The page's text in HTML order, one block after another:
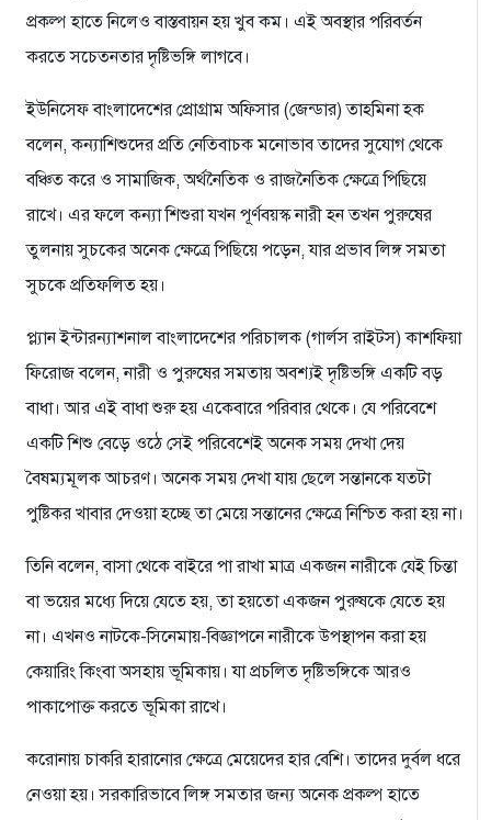
প্রকল্প হাতে নিলেও বাস্তবায়ন হয় খুব কম। এই অবস্থার পরিবর্তন
করতে সচেতনতার দৃষ্টিভঙ্গি লাগবে।
ইউনিসেফ বাংলাদেশের প্রোগ্রাম অফিসার (জেন্ডার) তাহমিনা হক
বলেন, কন্যাশিশুদের প্রতি নেতিবাচক মনোভাব তাদের সুযোগ থেকে
বঞ্চিত করে ও সামাজিক, অর্থনৈতিক ও রাজনৈতিক ক্ষেত্রে পিছিয়ে
রাখে। এর ফলে কন্যা শিশুরা যখন পূর্ণবয়স্ক নারী হন তখন পুরুষের
তুলনায় সুচকের অনেক ক্ষেত্রে পিছিয়ে পড়েন, যার প্রভাব লিঙ্গ সমতা
সুচকে প্রতিফলিত হয়।
প্ল্যান ইন্টারন্যাশনাল বাংলাদেশের পরিচালক (গার্লস রাইটস) কাশফিয়া
ফিরোজ বলেন, নারী ও পুরুষের সমতায় অবশ্যই দৃষ্টিভঙ্গি একটি বড়
বাধা। আর এই বাধা শুরু হয় একেবারে পরিবার থেকে। যে পরিবেশে
একটি শিশু বেড়ে ওঠে সেই পরিবেশেই অনেক সময় দেখা দেয়
বৈষম্যমূলক আচরণ। অনেক সময় দেখা যায় ছেলে সন্তানকে যতটা
পুষ্টিকর খাবার দেওয়া হচ্ছে তা মেয়ে সন্তানের ক্ষেত্রে নিশ্চিত করা হয় না।
তিনি বলেন, বাসা থেকে বাইরে পা রাখা মাত্র একজন নারীকে যেই চিন্তা
বা ভয়ের মধ্যে দিয়ে যেতে হয়, তা হয়তো একজন পুরুষকে যেতে হয়
না। এখনও নাটকে-সিনেমায়-বিজ্ঞাপনে নারীকে উপস্থাপন করা হয়
কেয়ারিং কিংবা অসহায় ভূমিকায়। যা প্রচলিত দৃষ্টিভঙ্গিকে আরও
পাকাপোক্ত করতে ভূমিকা রাখে।
করোনায় চাকরি হারানোর ক্ষেত্রে মেয়েদের হার বেশি। তাদের দুর্বল ধরে
নেওয়া হয়। সরকারিভাবে লিঙ্গ সমতার জন্য অনেক প্রকল্প হাতে